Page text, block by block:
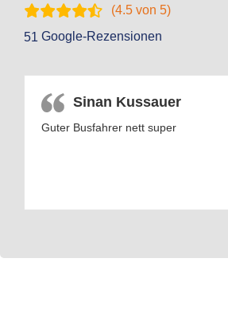
(4.5 von 5)
51 Google-Rezensionen
Sinan Kussauer
Guter Busfahrer nett super